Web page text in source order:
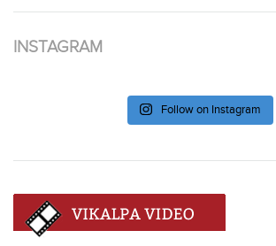
INSTAGRAM
Follow on Instagram